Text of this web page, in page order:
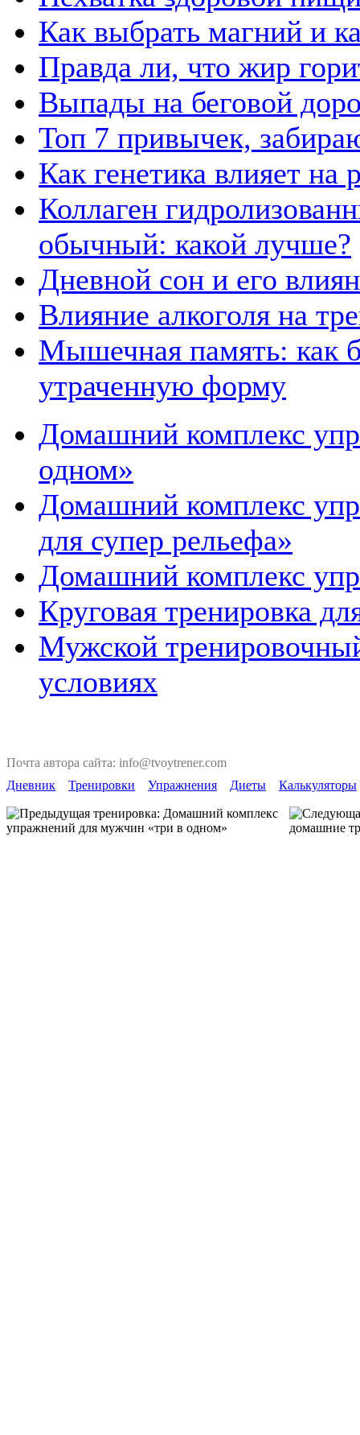
Как выбрать магний и
Правда ли, что жир
Выпады на беговой
Топ 7 привычек,
Как генетика влияет
Коллаген
обычный: какой лучше?
Дневной сон и его
Влияние алкоголя на
Мышечная память: как
утраченную форму
Домашний комплекс
одном»
Домашний комплекс
для супер рельефа»
Домашний комплекс
Круговая тренировка
Мужской
условиях
Почта автора сайта: info@tvoytrener.com
Дневник
Тренировки Упражнения Диеты Калькуляторы